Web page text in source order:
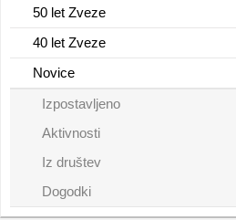
50 let Zveze
40 let Zveze
Novice
Izpostavljeno
Aktivnosti
Iz društev
Dogodki